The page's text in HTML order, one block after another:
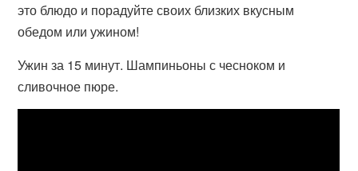
это блюдо и порадуйте своих близких вкусным
обедом или ужином!
Ужин за 15 минут. Шампиньоны с чесноком и
сливочное пюре.